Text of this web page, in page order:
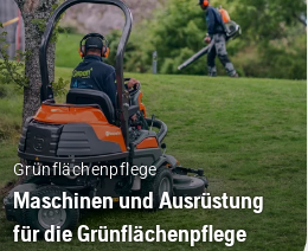
Grünflächenpflege
Maschinen und Ausrüstung
für die Grünflächenpflege